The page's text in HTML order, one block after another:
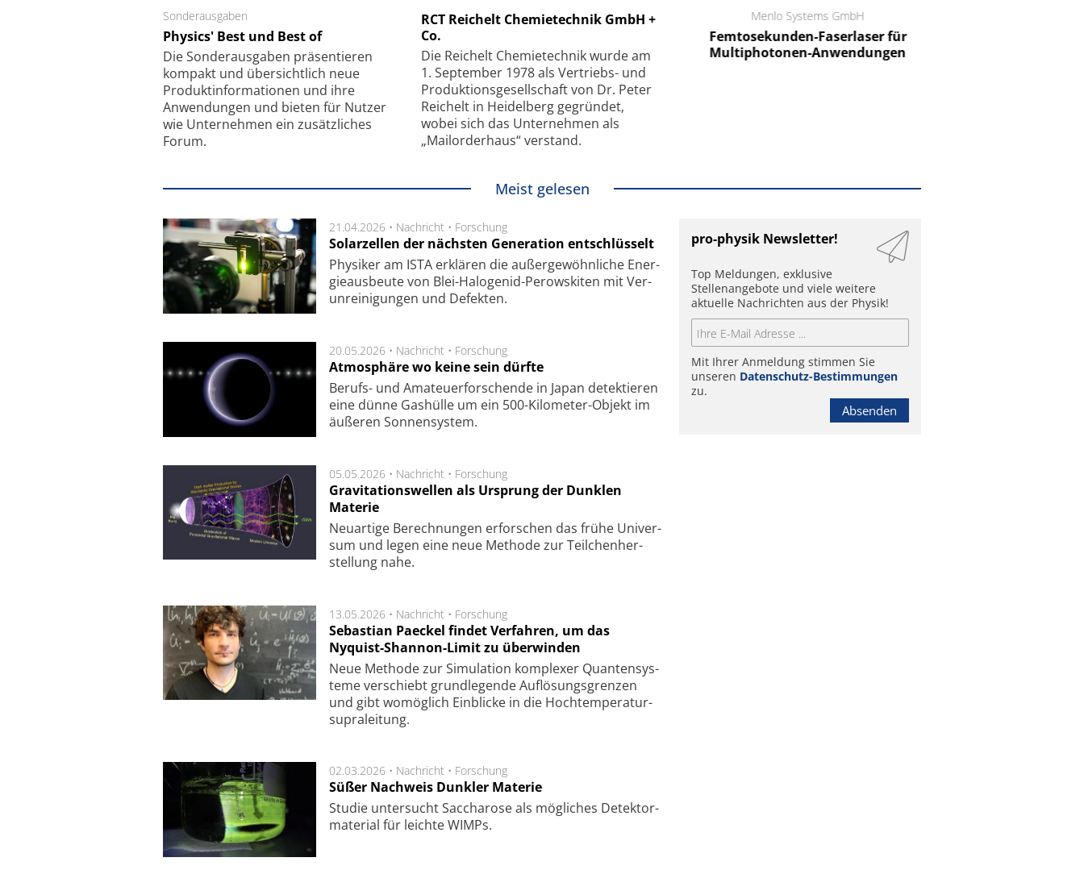
Sonderausgaben
Physics' Best und Best of
Die Sonder­ausgaben präsentieren
kompakt und übersichtlich neue
Produkt­informationen und ihre
Anwendungen und bieten für Nutzer
wie Unternehmen ein zusätzliches
Forum.
RCT Reichelt Chemietechnik GmbH +
Co.
Die Reichelt Chemietechnik wurde am
1. September 1978 als Vertriebs- und
Produktionsgesellschaft von Dr. Peter
Reichelt in Heidelberg gegründet,
wobei sich das Unternehmen als
„Mailorderhaus“ verstand.
Faserkoppler mit Super-
Feinfokussierungsmechanismus
SmarAct GmbH
kleinstem Raum
Menlo Systems GmbH
Femtosekunden-Faserlaser für
Multiphotonen-Anwendungen
Meist gelesen
21.04.2026 • Nachricht • Forschung
Solarzellen der nächsten Generation entschlüsselt
Physiker am ISTA er­klä­ren die außer­ge­wöhn­li­che Ener­
gie­aus­beu­te von Blei-Halo­ge­nid-Perows­ki­ten mit Ver­
unrei­ni­gung­en und De­fek­ten.
20.05.2026 • Nachricht • Forschung
Atmosphäre wo keine sein dürfte
Berufs- und Ama­teuer­for­schen­de in Japan de­tek­tie­ren
eine dün­ne Gas­hül­le um ein 500-Kilo­meter-Objekt im
äu­ße­ren Son­nen­sys­tem.
05.05.2026 • Nachricht • Forschung
Gravitationswellen als Ursprung der Dunklen
Materie
Neu­artige Be­rech­nung­en er­for­schen das frü­he Uni­ver­
sum und legen eine neue Me­tho­de zur Teil­chen­her­
stel­lung nahe.
13.05.2026 • Nachricht • Forschung
Sebastian Paeckel findet Verfahren, um das
Nyquist-Shannon-Limit zu überwinden
Neue Methode zur Simu­la­tion kom­ple­xer Quan­ten­sys­
te­me ver­schiebt grund­le­gen­de Auf­lösungs­gren­zen
und gibt wo­mög­lich Ein­blicke in die Hoch­tempe­ra­tur­
supra­lei­tung.
02.03.2026 • Nachricht • Forschung
Süßer Nachweis Dunkler Materie
Studie unter­sucht Saccha­ro­se als mög­li­ches De­tek­tor­
ma­te­rial für leich­te WIMPs.
pro-physik Newsletter!
Top Meldungen, exklusive
Stellenangebote und viele weitere
aktuelle Nachrichten aus der Physik!
Mit Ihrer Anmeldung stimmen Sie
unseren Datenschutz-Bestimmungen
zu.
Absenden